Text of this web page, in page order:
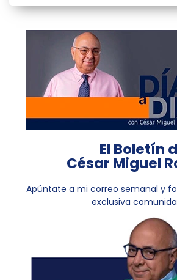
El Boletín
César Miguel
Apúntate a mi correo semanal y
exclusiva